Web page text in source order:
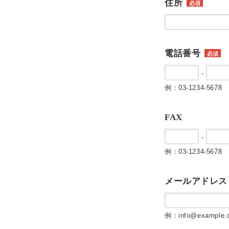
住所 必須
電話番号 必須
-
例：03-1234-5678
FAX
-
例：03-1234-5678
メールアドレス
例：